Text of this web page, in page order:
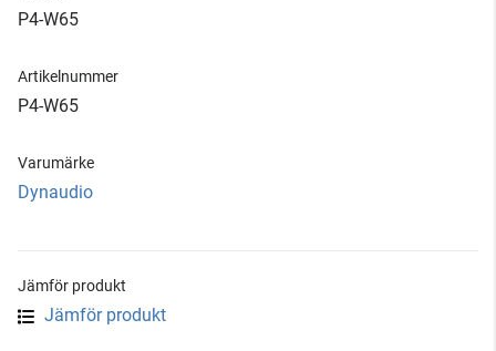
P4-W65
Artikelnummer
P4-W65
Varumärke
Dynaudio
Jämför produkt
Jämför produkt